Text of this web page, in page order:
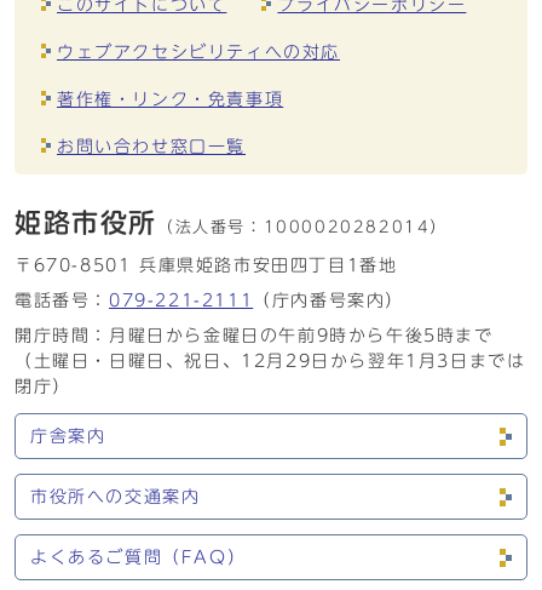
このサイトについて プライバシーポリシー
ウェブアクセシビリティへの対応
著作権・リンク・免責事項
お問い合わせ窓口一覧
姫路市役所 （法人番号： 1000020282014）
〒670-8501 兵庫県姫路市安田四丁目1番地
電話番号： 079-221-2111
（庁内番号案内）
開庁時間：月曜日から金曜日の午前9時から午後5時まで
（土曜日・日曜日、祝日、12月29日から翌年1月3日までは
閉庁）
庁舎案内
市役所への交通案内
よくあるご質問（FAQ）